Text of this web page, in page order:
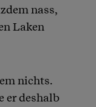
nass,
Laken
nichts.
er deshalb